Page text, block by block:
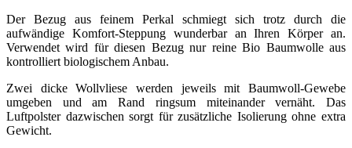
Der Bezug aus feinem Perkal schmiegt sich trotz durch die
aufwändige Komfort-Steppung wunderbar an Ihren Körper an.
Verwendet wird für diesen Bezug nur reine Bio Baumwolle aus
kontrolliert biologischem Anbau.
Zwei dicke Wollvliese werden jeweils mit Baumwoll-Gewebe
umgeben und am Rand ringsum miteinander vernäht. Das
Luftpolster dazwischen sorgt für zusätzliche Isolierung ohne extra
Gewicht.